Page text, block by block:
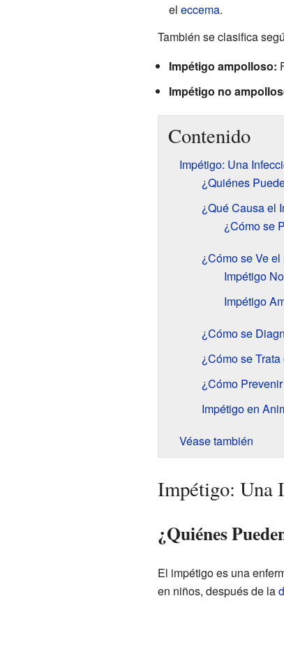
el eccema.
También se clasifica
Impétigo ampolloso:
Impétigo no
Contenido
Impétigo: Una
¿Quiénes
¿Qué Causa el
¿Cómo se
¿Cómo se Ve
Impétigo
Impétigo
¿Cómo se
¿Cómo se
¿Cómo
Impétigo en
Véase también
Impétigo: Una
¿Quiénes
El impétigo es una
en niños, después de la